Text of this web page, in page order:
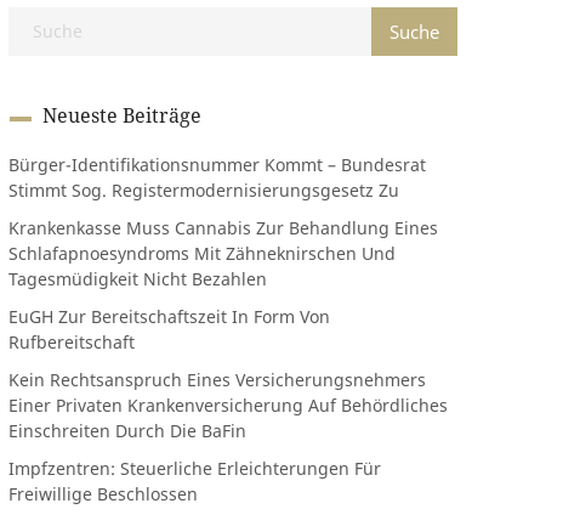
Neueste Beiträge
Bürger-Identifikationsnummer Kommt – Bundesrat
Stimmt Sog. Registermodernisierungsgesetz Zu
Krankenkasse Muss Cannabis Zur Behandlung Eines
Schlafapnoesyndroms Mit Zähneknirschen Und
Tagesmüdigkeit Nicht Bezahlen
EuGH Zur Bereitschaftszeit In Form Von
Rufbereitschaft
Kein Rechtsanspruch Eines Versicherungsnehmers
Einer Privaten Krankenversicherung Auf Behördliches
Einschreiten Durch Die BaFin
Impfzentren: Steuerliche Erleichterungen Für
Freiwillige Beschlossen